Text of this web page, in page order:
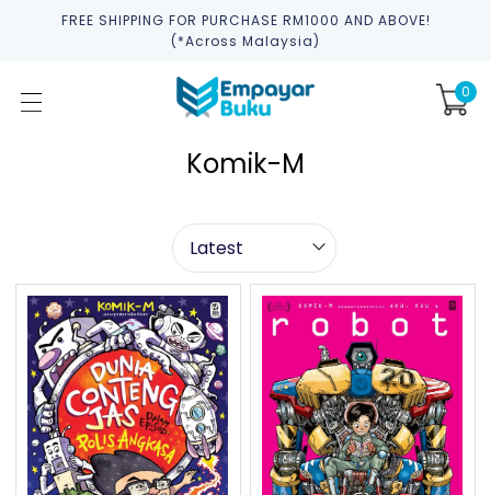
FREE SHIPPING FOR PURCHASE RM1000 AND ABOVE!
(*across Malaysia)
0
Komik-M